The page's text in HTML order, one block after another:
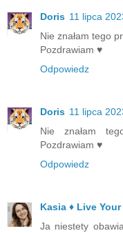
Doris 11 lipca
Nie znałam tego
Pozdrawiam ♥
Odpowiedz
Doris 11 lipca
Nie znałam
Pozdrawiam ♥
Odpowiedz
Kasia ♦ Live
Ja niestety